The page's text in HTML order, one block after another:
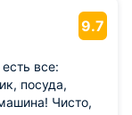
9.7
все:
посуда,
Чисто,